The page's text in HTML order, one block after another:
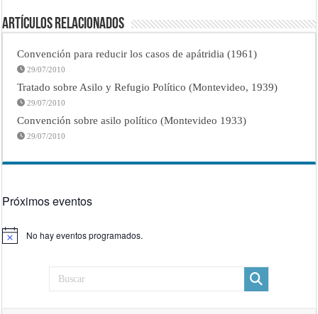
Artículos Relacionados
Convención para reducir los casos de apátridia (1961)
29/07/2010
Tratado sobre Asilo y Refugio Político (Montevideo, 1939)
29/07/2010
Convención sobre asilo político (Montevideo 1933)
29/07/2010
Próximos eventos
Aviso No hay eventos programados.